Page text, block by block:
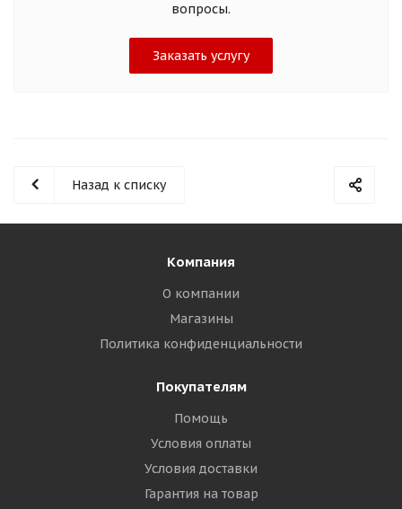
вопросы.
Заказать услугу
Назад к списку
Компания
О компании
Магазины
Политика конфиденциальности
Покупателям
Помощь
Условия оплаты
Условия доставки
Гарантия на товар